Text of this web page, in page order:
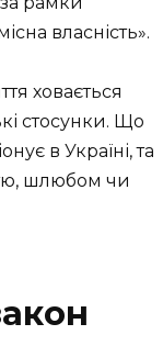
власність».
ховається
стосунки. Що
в Україні, та
шлюбом чи